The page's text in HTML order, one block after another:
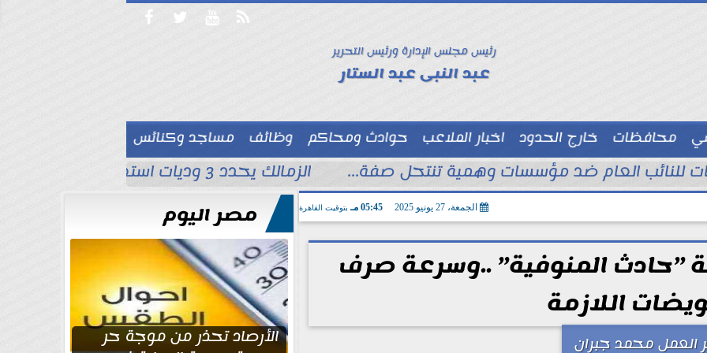
   
رئيس مجلس الإدارة ورئيس التحرير
عبد النبى عبد الستار
محافظات خارج الحدود اخبار الملاعب حوادث ومحاكم وظائف
مساجد وكنائس
توك شو 
الزمالك يحدد 3 وديات استعدادًا للموسم الجديد قبل مواجهة الاتحاد السكندري
الجمعة، 27 يونيو 2025 05:45 مـ بتوقيت القاهرة
”حادث المنوفية” ..وسرعة صرف
اللازمة
العمل محمد جبران
مصر اليوم
الأرصاد تحذر من موجة حر